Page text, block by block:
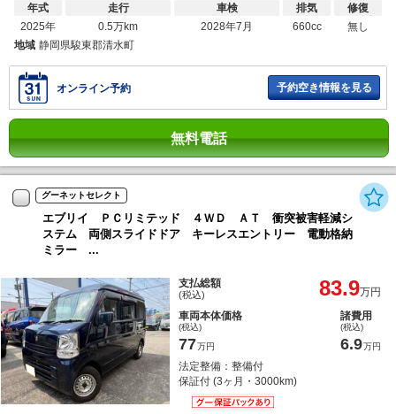
年式
2025年
走行
0.5万km
車検
2028年7月
排気
660cc
修復
無し
地域 静岡県駿東郡清水町
オンライン予約 予約空き情報を見る
無料電話
グーネットセレクト
エブリイ ＰＣリミテッド ４ＷＤ ＡＴ 衝突被害軽減シ
ステム 両側スライドドア キーレスエントリー 電動格納
ミラー ...
支払総額
(税込) 83.9万円
車両本体価格
(税込)
77万円
諸費用
(税込)
6.9万円
法定整備：整備付
保証付 (3ヶ月・3000km)